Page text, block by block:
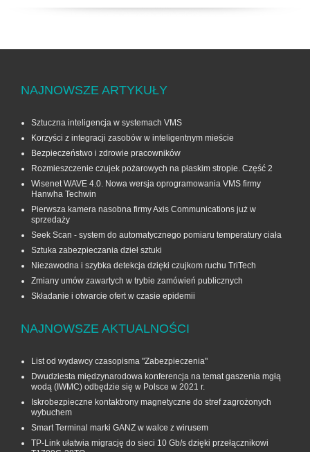
NAJNOWSZE ARTYKUŁY
Sztuczna inteligencja w systemach VMS
Korzyści z integracji zasobów w inteligentnym mieście
Bezpieczeństwo i zdrowie pracowników
Rozmieszczenie czujek pożarowych na płaskim stropie. Część 2
Wisenet WAVE 4.0. Nowa wersja oprogramowania VMS firmy
Hanwha Techwin
Pierwsza kamera nasobna firmy Axis Communications już w
sprzedaży
Seek Scan - system do automatycznego pomiaru temperatury ciała
Sztuka zabezpieczania dzieł sztuki
Niezawodna i szybka detekcja dzięki czujkom ruchu TriTech
Zmiany umów zawartych w trybie zamówień publicznych
Składanie i otwarcie ofert w czasie epidemii
NAJNOWSZE AKTUALNOŚCI
List od wydawcy czasopisma "Zabezpieczenia"
Dwudziesta międzynarodowa konferencja na temat gaszenia mgłą
wodą (IWMC) odbędzie się w Polsce w 2021 r.
Iskrobezpieczne kontaktrony magnetyczne do stref zagrożonych
wybuchem
Smart Terminal marki GANZ w walce z wirusem
TP-Link ułatwia migrację do sieci 10 Gb/s dzięki przełącznikowi